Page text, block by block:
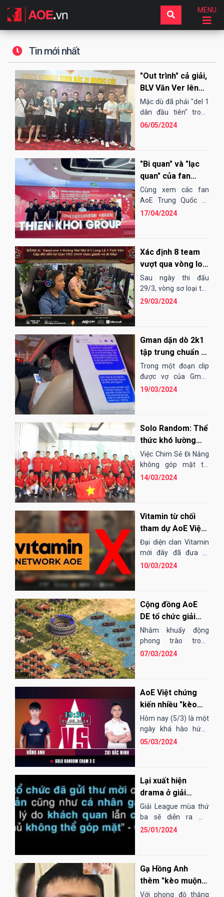
MENU
Tin mới nhất
"Out trình" cả giải,
BLV Văn Ver lên
ngôi vô địch giải
AoE Mõm Vương
Mặc dù đã phải "del 1
dân đầu tiên" trong
mọi game đấu nhưng
06/05/2024
"Bi quan" và "lạc
quan" của fan
Trung Quốc sau
giải AoE Việt
Trung 2024 - Cup
Cùng xem các fan
AoE Trung Quốc có
những suy nghĩ gì sau
17/04/2024
Xác định 8 team
vượt qua vòng loại
2vs2 Assyrian
Sau ngày thi đấu
29/3, vòng sơ loại thể
thức 2vs2 Assyrian
29/03/2024
Gman dặn dò 2k1
tập trung chuẩn bị
cho giải Việt
Trung, bầu VEC
chớp thời cơ để...
Trong một đoạn clip
được vợ của Gman
tiết lộ mới đây, người
19/03/2024
Solo Random: Thể
thức khó lường
nhất tại giải AoE
Việt Trung 2024 -
Cup Thiên Khôi
Việc Chim Sẻ Đi Nắng
không góp mặt tại
AoE Việt Trung 2024 -
14/03/2024
Vitamin từ chối
tham dự AoE Việt
Trung - Cup Thiên
Khôi
Đại diện clan Vitamin
mới đây đã đưa ra
thông báo về việc
10/03/2024
Cộng đồng AoE
DE tổ chức giải
4vs4 khuấy động
phong trào
Nhằm khuấy động
phong trào trong
cộng đồng, các thành
07/03/2024
AoE Việt chứng
kiến nhiều "kèo
hot" trong ngày
5/3/2024
Hôm nay (5/3) là một
ngày khá hào hứng
đối với người hâm mộ
05/03/2024
Lại xuất hiện
drama ở giải
League, AoE Việt
chính thức tách
đôi?
Giải League mùa thứ
ba sẽ diễn ra mà
không có sự tham gia
25/01/2024
Gạ Hồng Anh
thêm "kèo muộn"
nhằm phục thù,
Với phong độ thăng